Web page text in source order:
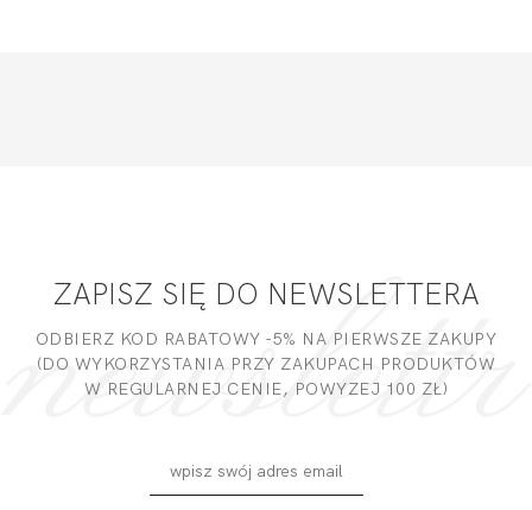
ZAPISZ SIĘ DO NEWSLETTERA
ODBIERZ KOD RABATOWY -5% NA PIERWSZE ZAKUPY
(DO WYKORZYSTANIA PRZY ZAKUPACH PRODUKTÓW
W REGULARNEJ CENIE, POWYZEJ 100 ZŁ)